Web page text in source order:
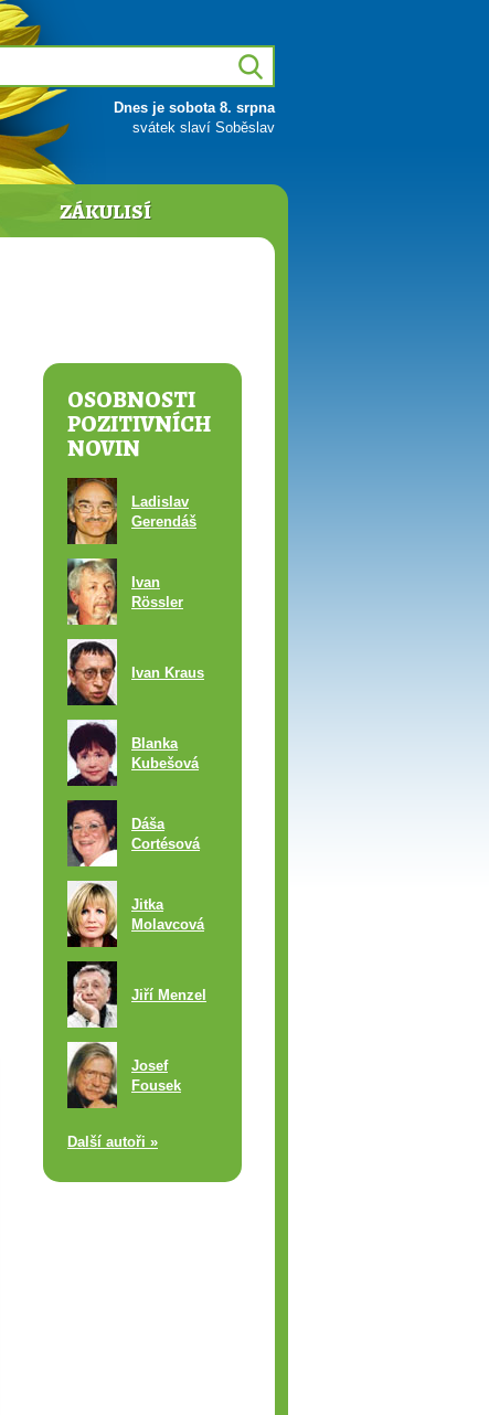
Dnes je sobota 8. srpna
svátek slaví Soběslav
ZÁKULISÍ
OSOBNOSTI
POZITIVNÍCH
NOVIN
Ladislav
Gerendáš
Ivan
Rössler
Ivan Kraus
Blanka
Kubešová
Dáša
Cortésová
Jitka
Molavcová
Jiří Menzel
Josef
Fousek
Další autoři »